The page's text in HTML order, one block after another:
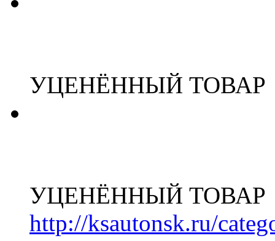
УЦЕНЁННЫЙ ТОВАР
УЦЕНЁННЫЙ ТОВАР
http://ksautonsk.ru/